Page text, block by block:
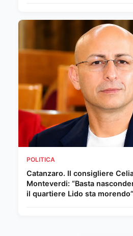
POLITICA
Catanzaro. Il consigliere
Monteverdi: “Basta
il quartiere Lido sta morendo”